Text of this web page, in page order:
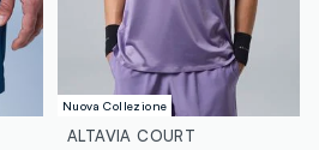
Nuova Collezione
ALTAVIA COURT